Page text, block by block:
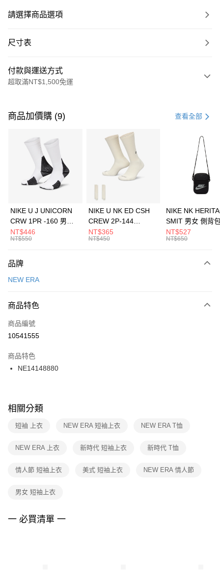
請選擇商品選項
尺寸表
付款與運送方式
超取滿NT$1,500免運
信用卡一次付款
3 期 0 利率 每期 21家銀行
合作金庫商業銀行
第一商業銀行
華南商業銀行
彰化商業銀行
上海商業儲蓄銀行
元大商業銀行
台灣樂天信用卡公司
Apple Pay
全盈+PAY
AFTEE先享後付
【關於「AFTEE先享後付」】
便利好安心！
３．安心：先確認商品／服務後，再付款。
【「AFTEE先享後付」結帳流程】
１．於結帳方式選擇「AFTEE先享後付」後，將跳轉至「AFTEE先享後付」
２．訂單成立數日內，您將收到繳費通知簡訊。
３．收到繳費通知簡訊後14天內，點擊此簡訊中的連結，可透過四大超商／
ATM／網路銀行／等多元方式進行付款，方視為交易完成。
※ 交易是否成功請以「AFTEE先享後付 」之結帳頁面顯示為準，若有關於
是否繳費成功／繳費後需取消欲退款等相關疑問，請聯繫「AFTEE先享後付
客戶支援中心」
https://netprotections.freshdesk.com/support/home
１．透過由恩沛科技股份有限公司提供之「AFTEE先享後付」服務完成之交
權轉讓予恩沛科技股份有限公司。
３．未成年的使用者請事先徵得法定代理人或監護人之同意方可使用
４．使用「AFTEE先享後付」時，將依據個別帳號之用戶狀況，依本公司即
運送方式
每筆NT$100，滿NT$1,500(含以上)免運費
宅配
每筆NT$100，滿NT$1,500(含以上)免運費
付款後門市自取
每筆NT$100，滿NT$1,500(含以上)免運費
商品加價購 (9) 查看全部
NIKE U J UNICORN
CRW 1PR -160 男女
中統襪 FZ3393100
NT$446
NT$550
NIKE U NK ED CSH
CREW 2P-144
EMBRDY 男女 短統襪
FZ3073133
NT$365
NT$450
NIKE NK
SMIT 男女 側背
BA5871010
NT$527
NT$650
品牌
NEW ERA
商品特色
商品編號
10541555
商品特色
NE14148880
相關分類
短袖 上衣 NEW ERA 短袖上衣 NEW ERA T恤
NEW ERA 上衣 新時代 短袖上衣 新時代 T恤
情人節 短袖上衣 美式 短袖上衣 NEW ERA 情人節
男女 短袖上衣
一 必買清單 一